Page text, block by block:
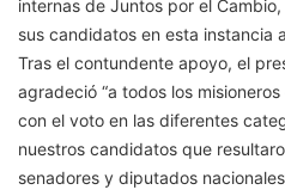
internas de Juntos por el
sus candidatos en esta instancia
Tras el contundente apoyo, el
agradeció “a todos los
con el voto en las diferentes
nuestros candidatos que
senadores y diputados